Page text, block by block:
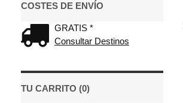
COSTES DE ENVÍO
GRATIS *
Consultar Destinos
TU CARRITO (0)